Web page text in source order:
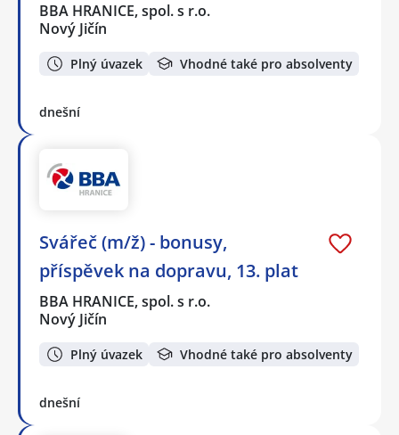
BBA HRANICE, spol. s r.o.
Nový Jičín
Plný úvazek Vhodné také pro absolventy
dnešní
Svářeč (m/ž) - bonusy,
příspěvek na dopravu, 13. plat
BBA HRANICE, spol. s r.o.
Nový Jičín
Plný úvazek Vhodné také pro absolventy
dnešní